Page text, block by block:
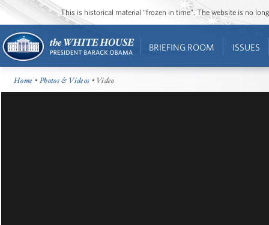
This is historical material “frozen in time”. The website is no
BRIEFING ROOM ISSUES
Home •Photos & Videos • Video